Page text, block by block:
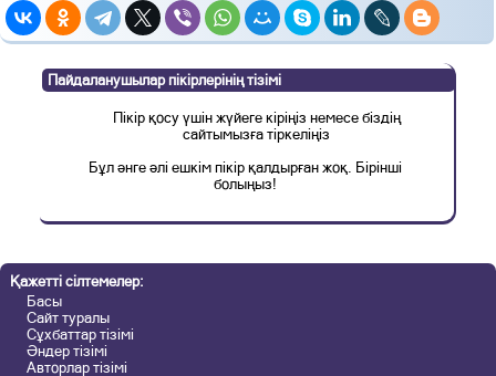
Пайдаланушылар пікірлерінің тізімі
Пікір қосу үшін жүйеге кіріңіз немесе біздің
сайтымызға тіркеліңіз
Бұл әнге әлі ешкім пікір қалдырған жоқ. Бірінші
болыңыз!
Қажетті сілтемелер:
Басы
Сайт туралы
Сұхбаттар тізімі
Әндер тізімі
Авторлар тізімі